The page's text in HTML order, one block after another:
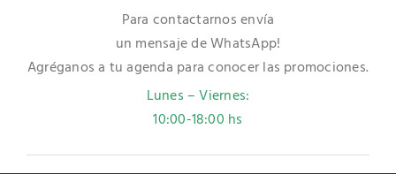
Para contactarnos envía
un mensaje de WhatsApp!
Agréganos a tu agenda para conocer las promociones.
Lunes – Viernes:
10:00-18:00 hs